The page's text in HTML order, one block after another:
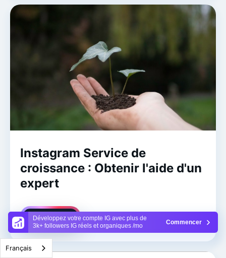
Développez votre compte IG avec plus de
3k+ followers IG réels et organiques /mo
Commencer
Instagram Service de
croissance : Obtenir l'aide d'un
expert
Lire la suite
Français